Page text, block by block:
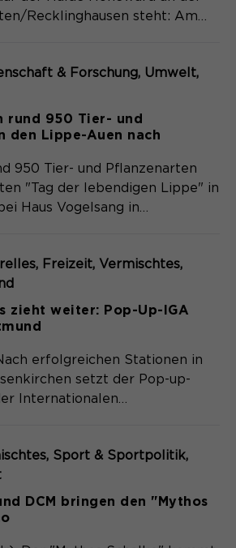
Management System dieser
Diese Basis-Cookies sind
ermöglichen es der Website, Sie
Benutzer-Login für einen
verschlüsselten Wert (sog.
Wert") zum entsprechenden
des Nutzers.
Cookies
des Browsers wieder
zur anonymen
eines Besuchers.
vorübergehend Daten der
die Herkunft des Besuchers.
die automatische
Inc.
für die automatische
der Website.
Recklinghausen steht: Am…
& Forschung, Umwelt,
rund 950 Tier- und
den Lippe-Auen nach
950 Tier- und Pflanzenarten
"Tag der lebendigen Lippe" in
Haus Vogelsang in…
Freizeit, Vermischtes,
zieht weiter: Pop-Up-IGA
erfolgreichen Stationen in
setzt der Pop-up-
Internationalen…
Sport & Sportpolitik,
DCM bringen den "Mythos